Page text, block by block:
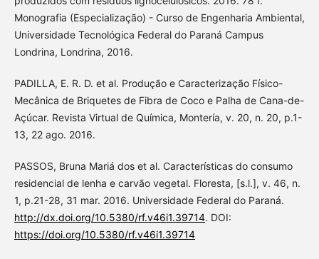
Monografia (Especialização) - Curso de Engenharia Ambiental,
Universidade Tecnológica Federal do Paraná Campus
Londrina, Londrina, 2016.
PADILLA, E. R. D. et al. Produção e Caracterização Físico-
Mecânica de Briquetes de Fibra de Coco e Palha de Cana-de-
Açúcar. Revista Virtual de Química, Montería, v. 20, n. 20, p.1-
13, 22 ago. 2016.
PASSOS, Bruna Mariá dos et al. Características do consumo
residencial de lenha e carvão vegetal. Floresta, [s.l.], v. 46, n.
1, p.21-28, 31 mar. 2016. Universidade Federal do Paraná.
http://dx.doi.org/10.5380/rf.v46i1.39714. DOI:
https://doi.org/10.5380/rf.v46i1.39714